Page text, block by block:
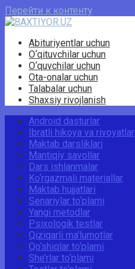
Перейти к контенту
Abituriyentlar uchun
O‘qituvchilar uchun
O‘quvchilar uchun
Ota-onalar uchun
Talabalar uchun
Shaxsiy rivojlanish
Android dasturlar
Ibratli hikoya va rivoyatlar
Maktab darsliklari
Mantiqiy savollar
Dars ishlanmalar
Ko‘rgazmali materiallar
Maktab hujjatlari
Senariylar to‘plami
Yangi metodlar
Psixologik testlar
Qiziqarli ma’lumotlar
Qo‘shiqlar to‘plami
She’rlar to‘plami